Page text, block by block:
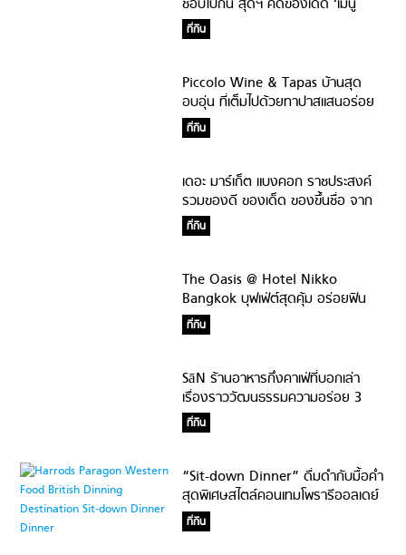
เจ2019’ สายกินฟินได้หมด
ที่กิน
Piccolo Wine & Tapas บ้านสุด
อบอุ่น ที่เต็มไปด้วยทาปาสแสนอร่อย
และไวน์รสดี
ที่กิน
เดอะ มาร์เก็ต แบงคอก ราชประสงค์
รวมของดี ของเด็ด ของขึ้นชื่อ จาก
ตลาดดังทั่วกรุงเทพฯ
ที่กิน
The Oasis @ Hotel Nikko
Bangkok บุฟเฟ่ต์สุดคุ้ม อร่อยฟิน
สไตล์นานาชาติ
ที่กิน
SāN ร้านอาหารกึ่งคาเฟ่ที่บอกเล่า
เรื่องราววัฒนธรรมความอร่อย 3
สัญชาติ
ที่กิน
“Sit-down Dinner” ดื่มดำกับมื้อค่ำ
สุดพิเศษสไตล์คอนเทมโพรารีออลเดย์
ไดนิง @ Harrods
ที่กิน